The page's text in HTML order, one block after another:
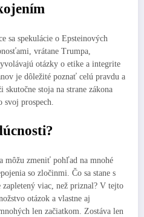
sa spekulácie o Epsteinových
vrátane Trumpa,
otázky o etike a integrite
je dôležité poznať celú pravdu a
stoja na strane zákona
svoj prospech.
môžu zmeniť pohľad na mnohé
so zločinmi. Čo sa stane s
viac, než priznal? V tejto
otázok a vlastne aj
len začiatkom. Zostáva len